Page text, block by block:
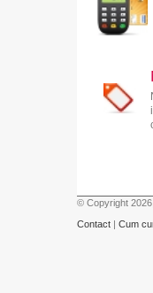
© Copyright
Contact | Cum